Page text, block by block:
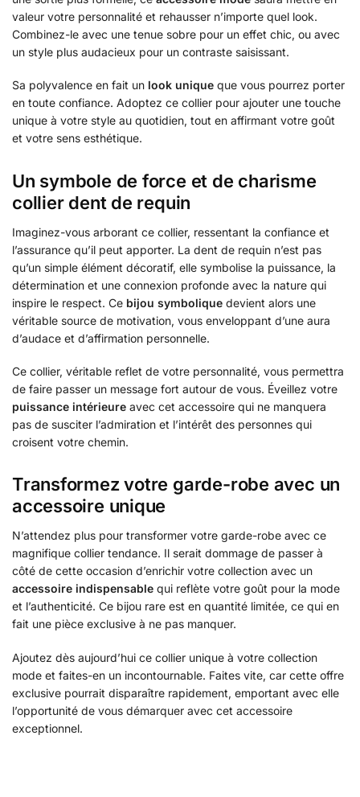
valeur votre personnalité et rehausser n’importe quel look.
Combinez-le avec une tenue sobre pour un effet chic, ou avec
un style plus audacieux pour un contraste saisissant.
Sa polyvalence en fait un look unique que vous pourrez porter
en toute confiance. Adoptez ce collier pour ajouter une touche
unique à votre style au quotidien, tout en affirmant votre goût
et votre sens esthétique.
Un symbole de force et de charisme
collier dent de requin
Imaginez-vous arborant ce collier, ressentant la confiance et
l’assurance qu’il peut apporter. La dent de requin n’est pas
qu’un simple élément décoratif, elle symbolise la puissance, la
détermination et une connexion profonde avec la nature qui
inspire le respect. Ce bijou symbolique devient alors une
véritable source de motivation, vous enveloppant d’une aura
d’audace et d’affirmation personnelle.
Ce collier, véritable reflet de votre personnalité, vous permettra
de faire passer un message fort autour de vous. Éveillez votre
puissance intérieure avec cet accessoire qui ne manquera
pas de susciter l’admiration et l’intérêt des personnes qui
croisent votre chemin.
Transformez votre garde-robe avec un
accessoire unique
N’attendez plus pour transformer votre garde-robe avec ce
magnifique collier tendance. Il serait dommage de passer à
côté de cette occasion d’enrichir votre collection avec un
accessoire indispensable qui reflète votre goût pour la mode
et l’authenticité. Ce bijou rare est en quantité limitée, ce qui en
fait une pièce exclusive à ne pas manquer.
Ajoutez dès aujourd’hui ce collier unique à votre collection
mode et faites-en un incontournable. Faites vite, car cette offre
exclusive pourrait disparaître rapidement, emportant avec elle
l’opportunité de vous démarquer avec cet accessoire
exceptionnel.